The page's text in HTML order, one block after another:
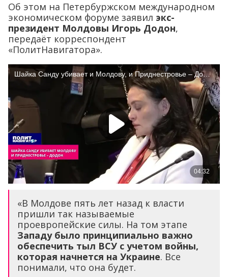
Об этом на Петербуржском международном
экономическом форуме заявил экс-
президент Молдовы Игорь Додон,
передаёт корреспондент
«ПолитНавигатора».
«В Молдове пять лет назад к власти
пришли так называемые
проевропейские силы. На том этапе
Западу было принципиально важно
обеспечить тыл ВСУ с учетом войны,
которая начнется на Украине. Все
понимали, что она будет.